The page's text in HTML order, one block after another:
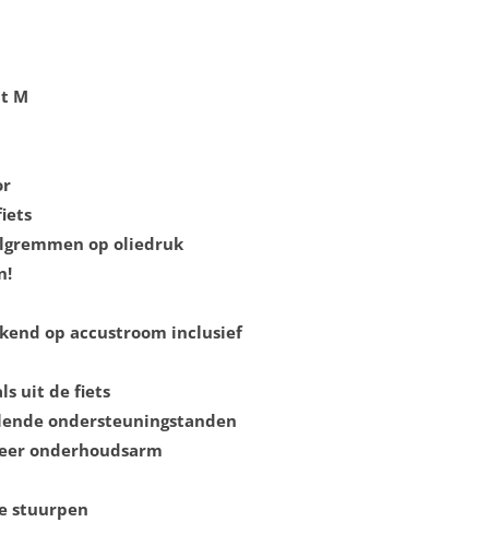
M
op oliedruk
op accustroom inclusief
uit de fiets
ondersteuningstanden
onderhoudsarm
stuurpen